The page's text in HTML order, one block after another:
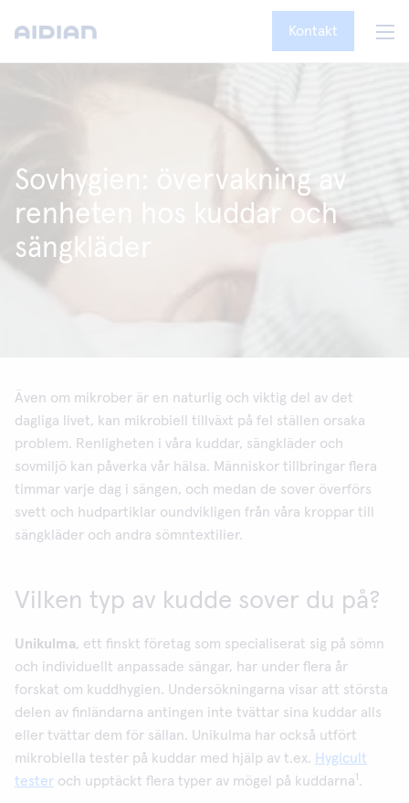
Kontakt
Sovhygien: övervakning av
renheten hos kuddar och
sängkläder
Även om mikrober är en naturlig och viktig del av det
dagliga livet, kan mikrobiell tillväxt på fel ställen orsaka
problem. Renligheten i våra kuddar, sängkläder och
sovmiljö kan påverka vår hälsa. Människor tillbringar flera
timmar varje dag i sängen, och medan de sover överförs
svett och hudpartiklar oundvikligen från våra kroppar till
sängkläder och andra sömntextilier.
Vilken typ av kudde sover du på?
Unikulma, ett finskt företag som specialiserat sig på sömn
och individuellt anpassade sängar, har under flera år
forskat om kuddhygien. Undersökningarna visar att största
delen av finländarna antingen inte tvättar sina kuddar alls
eller tvättar dem för sällan. Unikulma har också utfört
mikrobiella tester på kuddar med hjälp av t.ex. Hygicult
tester och upptäckt flera typer av mögel på kuddarna1 .